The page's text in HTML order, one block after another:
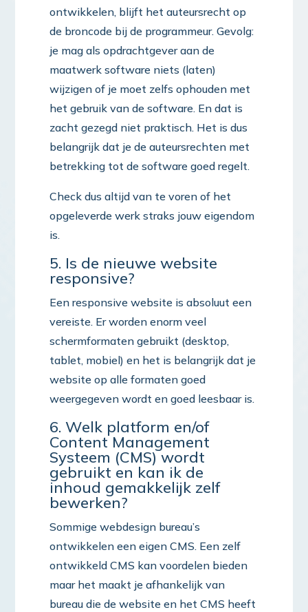
ontwikkelen, blijft het auteursrecht op
de broncode bij de programmeur. Gevolg:
je mag als opdrachtgever aan de
maatwerk software niets (laten)
wijzigen of je moet zelfs ophouden met
het gebruik van de software. En dat is
zacht gezegd niet praktisch. Het is dus
belangrijk dat je de auteursrechten met
betrekking tot de software goed regelt.
Check dus altijd van te voren of het
opgeleverde werk straks jouw eigendom
is.
5. Is de nieuwe website
responsive?
Een responsive website is absoluut een
vereiste. Er worden enorm veel
schermformaten gebruikt (desktop,
tablet, mobiel) en het is belangrijk dat je
website op alle formaten goed
weergegeven wordt en goed leesbaar is.
6. Welk platform en/of
Content Management
Systeem (CMS) wordt
gebruikt en kan ik de
inhoud gemakkelijk zelf
bewerken?
Sommige webdesign bureau’s
ontwikkelen een eigen CMS. Een zelf
ontwikkeld CMS kan voordelen bieden
maar het maakt je afhankelijk van
bureau die de website en het CMS heeft